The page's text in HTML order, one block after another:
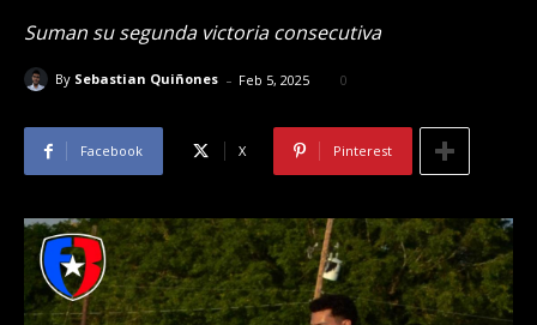
Suman su segunda victoria consecutiva
By Sebastian Quiñones - Feb 5, 2025 0
Facebook X Pinterest